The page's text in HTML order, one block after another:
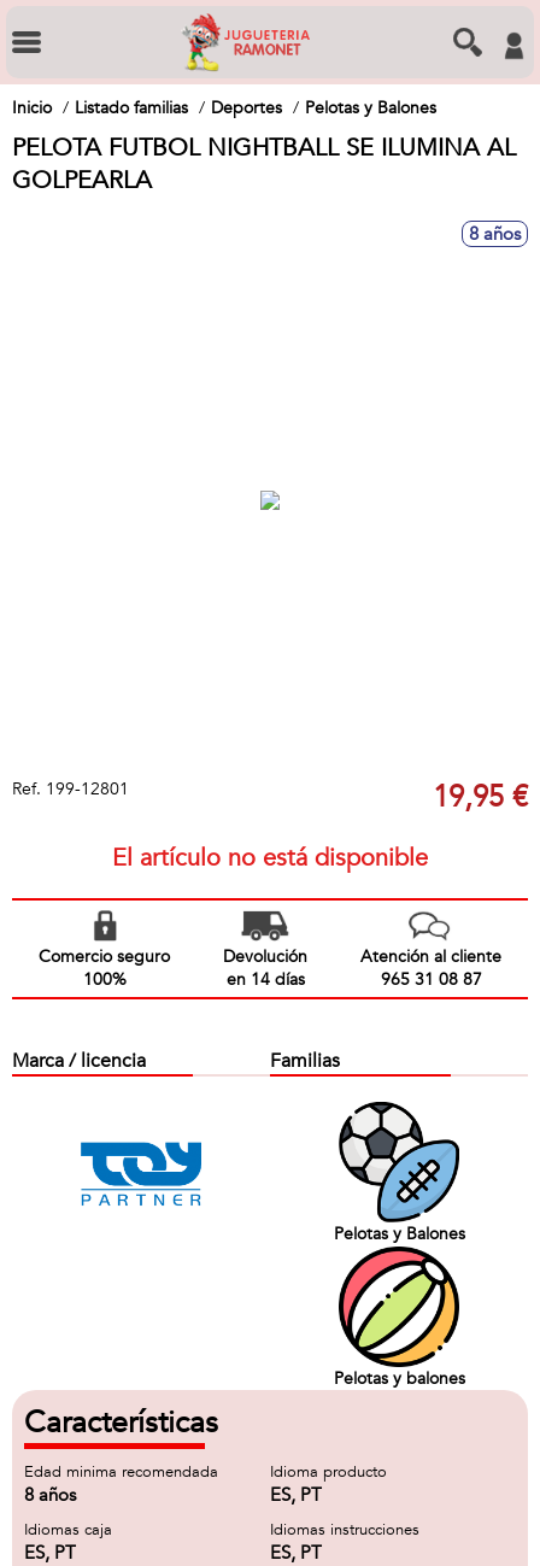
Inicio Listado familias Deportes Pelotas y Balones
PELOTA FUTBOL NIGHTBALL SE ILUMINA AL
GOLPEARLA
8 años
Ref. 199-12801 19,95 €
El artículo no está disponible
Comercio seguro
100%
Devolución
en 14 días
Atención al cliente
965 31 08 87
Marca / licencia Familias
Pelotas y Balones
Pelotas y balones
Características
Edad minima recomendada
8 años
Idioma producto
ES, PT
Idiomas caja
ES, PT
Idiomas instrucciones
ES, PT